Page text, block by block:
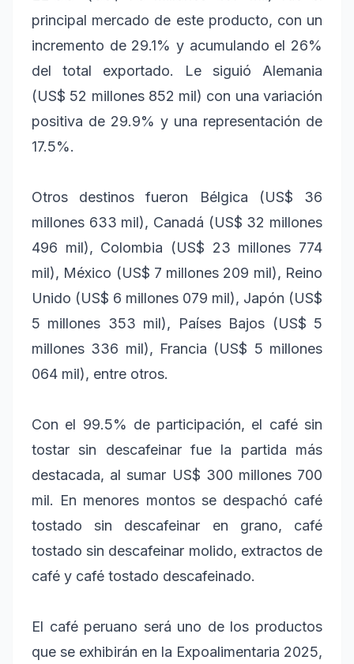
principal mercado de este producto, con un
incremento de 29.1% y acumulando el 26%
del total exportado. Le siguió Alemania
(US$ 52 millones 852 mil) con una variación
positiva de 29.9% y una representación de
17.5%.
Otros destinos fueron Bélgica (US$ 36
millones 633 mil), Canadá (US$ 32 millones
496 mil), Colombia (US$ 23 millones 774
mil), México (US$ 7 millones 209 mil), Reino
Unido (US$ 6 millones 079 mil), Japón (US$
5 millones 353 mil), Países Bajos (US$ 5
millones 336 mil), Francia (US$ 5 millones
064 mil), entre otros.
Con el 99.5% de participación, el café sin
tostar sin descafeinar fue la partida más
destacada, al sumar US$ 300 millones 700
mil. En menores montos se despachó café
tostado sin descafeinar en grano, café
tostado sin descafeinar molido, extractos de
café y café tostado descafeinado.
El café peruano será uno de los productos
que se exhibirán en la Expoalimentaria 2025,